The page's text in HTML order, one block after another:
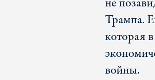
Трампа.
которая
войны.